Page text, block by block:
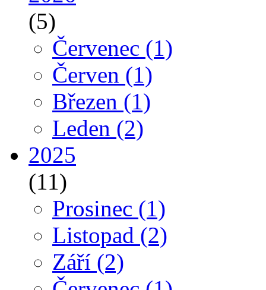
(5)
Červenec (1)
Červen (1)
Březen (1)
Leden (2)
2025
(11)
Prosinec (1)
Listopad (2)
Září (2)